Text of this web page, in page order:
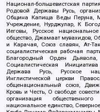
Национал-большевистская
Родовой Державы Русь,
Община Капища Веды Перуна,
Учреждение, Нурджулар, К
Иеговы, Русское
общество, Джамаат мувахидов,
и Карачая, Союз славян, Ат-
социалистическая рабочая
Благородный Орден
Социалистическая
Держава Русь, Русское
Инглистической церкви
общенациональный союз,
Кровь и Честь, О свободе
организация
национальное единство,